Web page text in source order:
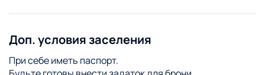
Доп. условия заселения
При себе иметь паспорт.